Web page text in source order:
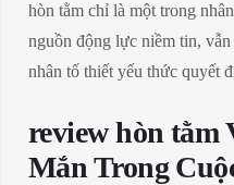
hòn tằm chỉ là một trong
nguồn động lực niềm tin,
nhân tố thiết yếu thức quyết
review hòn tằm
Mắn Trong